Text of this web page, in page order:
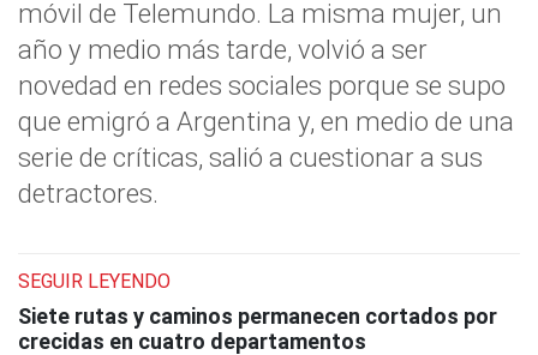
móvil de Telemundo. La misma mujer, un
año y medio más tarde, volvió a ser
novedad en redes sociales porque se supo
que emigró a Argentina y, en medio de una
serie de críticas, salió a cuestionar a sus
detractores.
SEGUIR LEYENDO
Siete rutas y caminos permanecen cortados por
crecidas en cuatro departamentos